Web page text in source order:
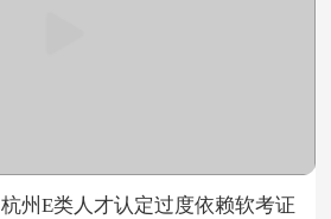
州E类人才认定过度依赖软考证